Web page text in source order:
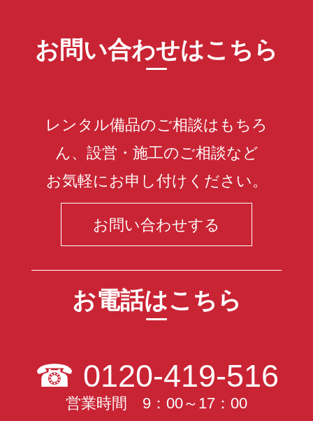
お問い合わせはこちら
レンタル備品のご相談はもちろ
ん、設営・施工のご相談など
お気軽にお申し付けください。
お問い合わせする
お電話はこちら
☎ 0120-419-516
営業時間 9：00～17：00